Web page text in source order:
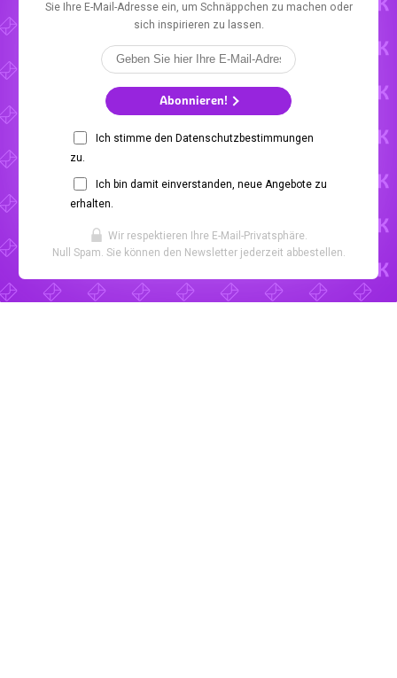
Sie Ihre E-Mail-Adresse ein, um Schnäppchen zu machen oder
sich inspirieren zu lassen.
Abonnieren!
Ich stimme den Datenschutzbestimmungen
zu.
Ich bin damit einverstanden, neue Angebote zu
erhalten.
Wir respektieren Ihre E-Mail-Privatsphäre.
Null Spam. Sie können den Newsletter jederzeit abbestellen.